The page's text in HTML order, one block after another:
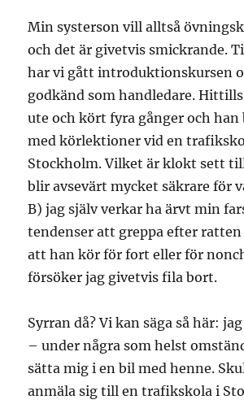
Min systerson vill alltså
och det är givetvis smickrande.
har vi gått introduktionskursen
godkänd som handledare.
ute och kört fyra gånger och han
med körlektioner vid en
Stockholm. Vilket är klokt sett
blir avsevärt mycket säkrare för
B) jag själv verkar ha ärvt min
tendenser att greppa efter
att han kör för fort eller för
försöker jag givetvis fila bort.
Syrran då? Vi kan säga så här:
– under några som helst
sätta mig i en bil med henne.
anmäla sig till en trafikskola i